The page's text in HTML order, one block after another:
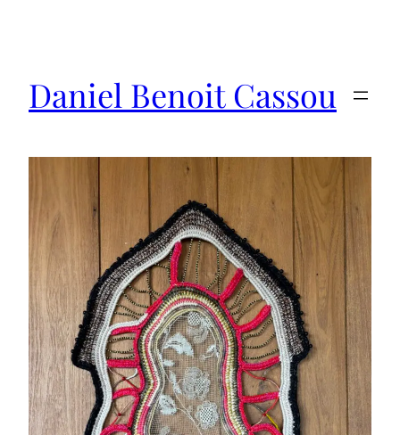
Daniel Benoit Cassou